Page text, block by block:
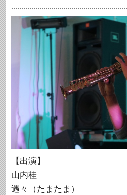
【出演】
山内桂
遇々（たまたま）